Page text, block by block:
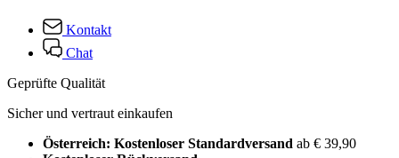
Kontakt
Chat
Geprüfte Qualität
Sicher und vertraut einkaufen
Österreich: Kostenloser Standardversand ab € 39,90